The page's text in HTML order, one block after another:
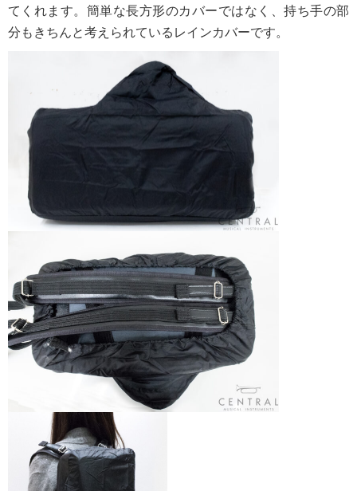
てくれます。簡単な長方形のカバーではなく、持ち手の部
分もきちんと考えられているレインカバーです。